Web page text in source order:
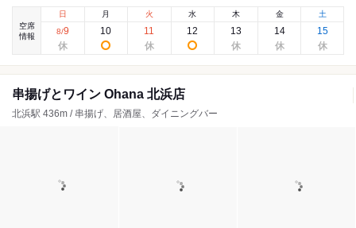
空席
情報
日
8/9
月
10
火
11
水
12
木
13
金
14
土
15
串揚げとワイン Ohana 北浜店
北浜駅 436m / 串揚げ、居酒屋、ダイニングバー